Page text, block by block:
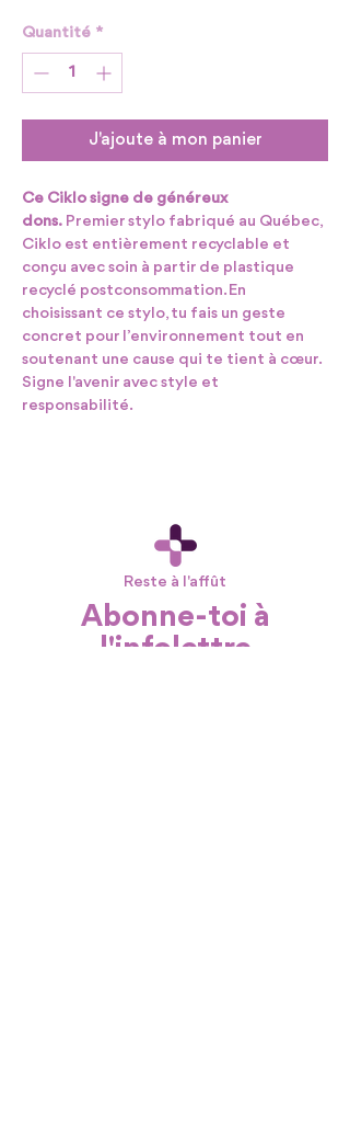
Quantité *
J'ajoute à mon panier
Ce Ciklo signe de généreux
dons. Premier stylo fabriqué au Québec,
Ciklo est entièrement recyclable et
conçu avec soin à partir de plastique
recyclé postconsommation. En
choisissant ce stylo, tu fais un geste
concret pour l’environnement tout en
soutenant une cause qui te tient à cœur.
Signe l'avenir avec style et
responsabilité.
Reste à l'affût
Abonne-toi à
l'infolettre